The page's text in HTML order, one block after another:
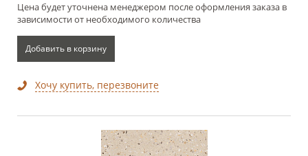
Цена будет уточнена менеджером после оформления заказа в
зависимости от необходимого количества
Добавить в корзину
Хочу купить, перезвоните